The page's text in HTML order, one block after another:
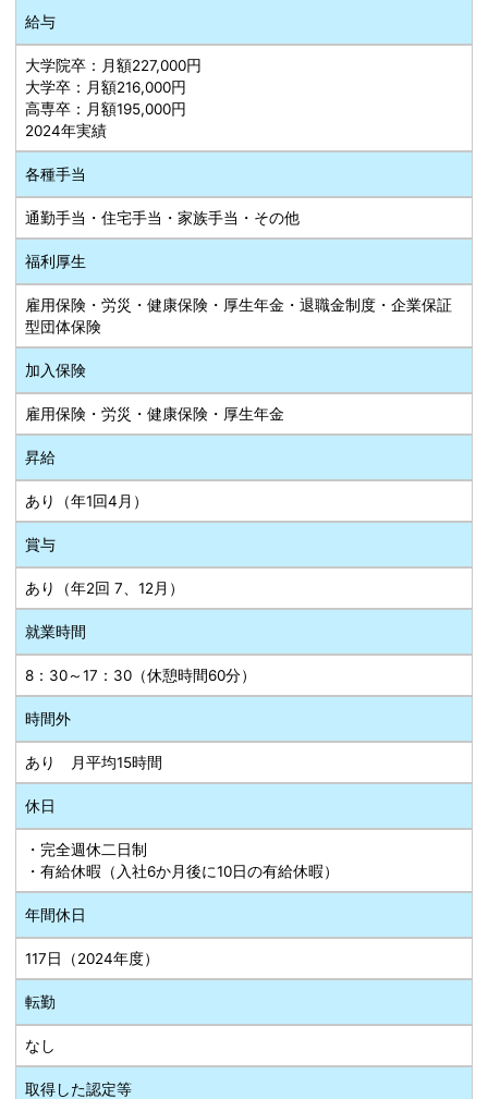
給与
大学院卒：月額227,000円
大学卒：月額216,000円
高専卒：月額195,000円
2024年実績
各種手当
通勤手当・住宅手当・家族手当・その他
福利厚生
雇用保険・労災・健康保険・厚生年金・退職金制度・企業保証
型団体保険
加入保険
雇用保険・労災・健康保険・厚生年金
昇給
あり（年1回4月）
賞与
あり（年2回 7、12月）
就業時間
8：30～17：30（休憩時間60分）
時間外
あり 月平均15時間
休日
・完全週休二日制
・有給休暇（入社6か月後に10日の有給休暇）
年間休日
117日（2024年度）
転勤
なし
取得した認定等